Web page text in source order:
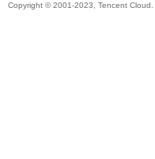
Copyright © 2001-2023, Tencent Cloud.